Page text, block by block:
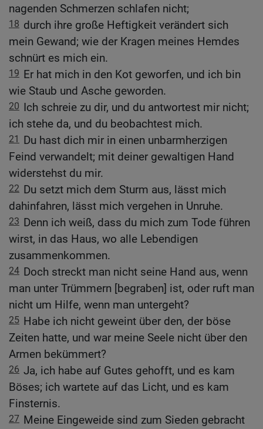
nagenden Schmerzen schlafen nicht;
18 durch ihre große Heftigkeit verändert sich
mein Gewand; wie der Kragen meines Hemdes
schnürt es mich ein.
19 Er hat mich in den Kot geworfen, und ich bin
wie Staub und Asche geworden.
20 Ich schreie zu dir, und du antwortest mir nicht;
ich stehe da, und du beobachtest mich.
21
Du hast dich mir in einen unbarmherzigen
Feind verwandelt; mit deiner gewaltigen Hand
widerstehst du mir.
22 Du setzt mich dem Sturm aus, lässt mich
dahinfahren, lässt mich vergehen in Unruhe.
23 Denn ich weiß, dass du mich zum Tode führen
wirst, in das Haus, wo alle Lebendigen
zusammenkommen.
24 Doch streckt man nicht seine Hand aus, wenn
man unter Trümmern [begraben] ist, oder ruft man
nicht um Hilfe, wenn man untergeht?
25 Habe ich nicht geweint über den, der böse
Zeiten hatte, und war meine Seele nicht über den
Armen bekümmert?
26 Ja, ich habe auf Gutes gehofft, und es kam
Böses; ich wartete auf das Licht, und es kam
Finsternis.
27 Meine Eingeweide sind zum Sieden gebracht